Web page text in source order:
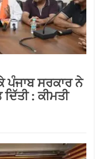
ਪੰਜਾਬ ਸਰਕਾਰ ਨੇ
: ਕੀਮਤੀ